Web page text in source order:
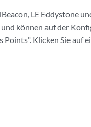
LE Eddystone
können auf der
Points". Klicken Sie